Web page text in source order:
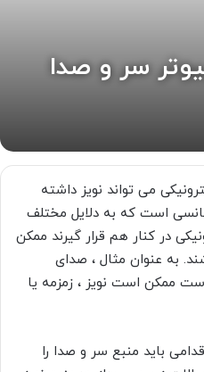
سر و صدا
می تواند نویز داشته
است که به دلایل مختلف
در کنار هم قرار گیرند ممکن
به عنوان مثال ، صدای
است ممکن است نویز ، زمزمه یا
باید منبع سر و صدا را